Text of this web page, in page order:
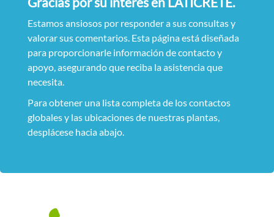
Estamos ansiosos por responder a sus consultas y
valorar sus comentarios. Esta página está diseñada
para proporcionarle información de contacto y
apoyo, asegurando que reciba la asistencia que
necesita.
Para obtener una lista completa de los contactos
globales y las ubicaciones de nuestras plantas,
desplácese hacia abajo.